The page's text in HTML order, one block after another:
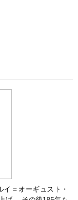
＝オーギュスト・